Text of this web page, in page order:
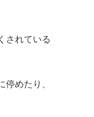
されている
めたり、